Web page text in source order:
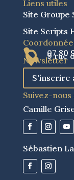
Liens utiles
Site Groupe
Site Scripts
 9 rue
 07 80
Newsletter
S'inscrire
Suivez-
Camille
Sébastien